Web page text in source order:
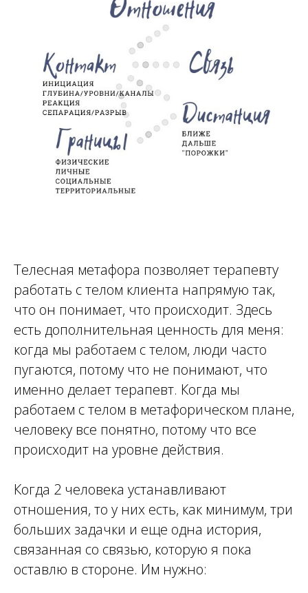
Телесная метафора позволяет терапевту
работать с телом клиента напрямую так,
что он понимает, что происходит. Здесь
есть дополнительная ценность для меня:
когда мы работаем с телом, люди часто
пугаются, потому что не понимают, что
именно делает терапевт. Когда мы
работаем с телом в метафорическом плане,
человеку все понятно, потому что все
происходит на уровне действия.
Когда 2 человека устанавливают
отношения, то у них есть, как минимум, три
больших задачки и еще одна история,
связанная со связью, которую я пока
оставлю в стороне. Им нужно: